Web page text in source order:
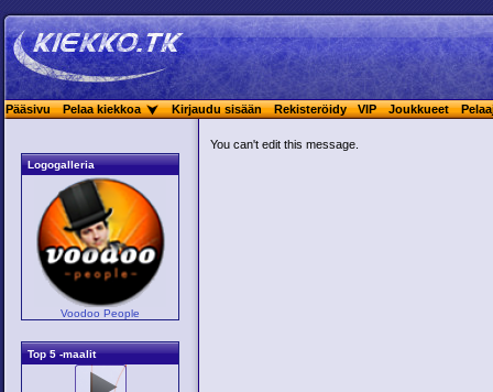
Pääsivu Pelaa kiekkoa Kirjaudu sisään Rekisteröidy VIP Joukkueet
Logogalleria
Voodoo People
Top 5 -maalit
You can't edit this message.